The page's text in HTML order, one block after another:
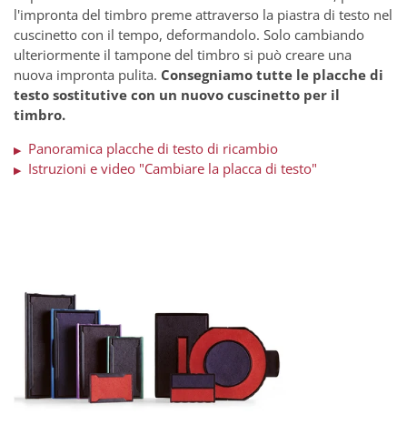
l'impronta del timbro preme attraverso la piastra di testo nel
cuscinetto con il tempo, deformandolo. Solo cambiando
ulteriormente il tampone del timbro si può creare una
nuova impronta pulita. Consegniamo tutte le placche di
testo sostitutive con un nuovo cuscinetto per il
timbro.
▶ Panoramica placche di testo di ricambio
▶ Istruzioni e video "Cambiare la placca di testo"